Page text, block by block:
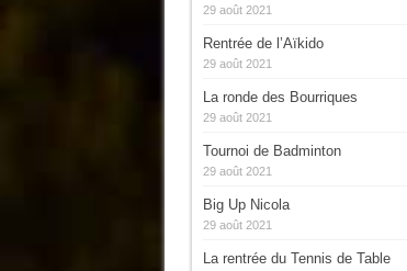
29 août 2021
Rentrée de l’Aïkido
29 août 2021
La ronde des Bourriques
29 août 2021
Tournoi de Badminton
29 août 2021
Big Up Nicola
29 août 2021
La rentrée du Tennis de Table